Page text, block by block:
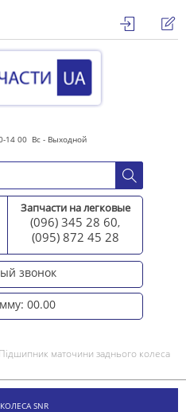
14 00 Вс - Выходной
Запчасти на легковые
(096) 345 28 60,
(095) 872 45 28
звонок
00.00
Підшипник маточини заднього колеса
SNR